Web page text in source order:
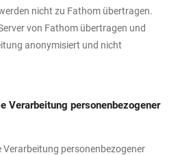
nicht zu Fathom übertragen.
von Fathom übertragen und
anonymisiert und nicht
Verarbeitung personenbezogener
Verarbeitung personenbezogener